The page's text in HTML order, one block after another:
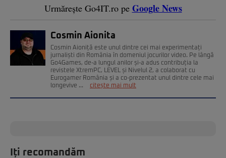
Urmărește Go4IT.ro pe Google News
Cosmin Aionita
Cosmin Aioniță este unul dintre cei mai experimentați
jurnaliști din România în domeniul jocurilor video. Pe lângă
Go4Games, de-a lungul anilor și-a adus contribuția la
revistele XtremPC, LEVEL și Nivelul 2, a colaborat cu
Eurogamer România și a co-prezentat unul dintre cele mai
longevive ...
citește mai mult
Iți recomandăm